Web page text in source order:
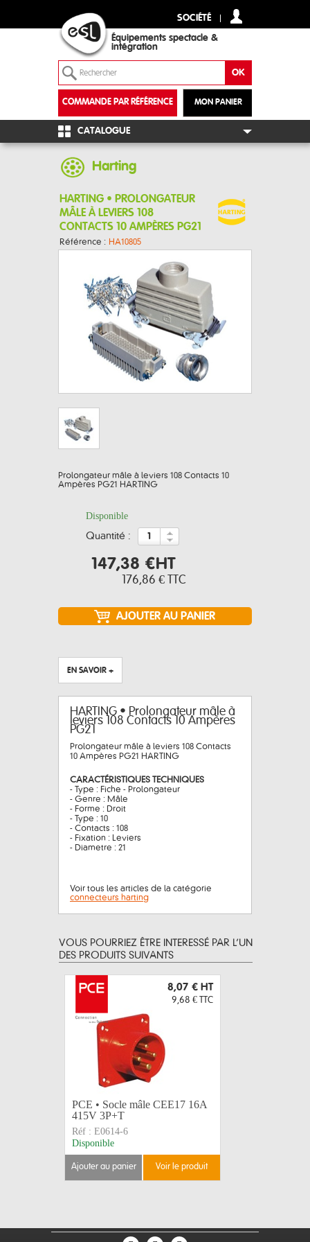
SOCIÉTÉ
Équipements spectacle &
intégration
MON PANIER
COMMANDE PAR RÉFÉRENCE
+
CATALOGUE
Harting
HARTING • PROLONGATEUR
MÂLE À LEVIERS 108
CONTACTS 10 AMPÈRES PG21
Référence : HA10805
Prolongateur mâle à leviers 108 Contacts 10
Ampères PG21 HARTING
Disponible
quantité :
147,38 €HT
176,86 € TTC
EN SAVOIR +
HARTING • Prolongateur mâle à
leviers 108 Contacts 10 Ampères
PG21
Prolongateur mâle à leviers 108 Contacts
10 Ampères PG21 HARTING
CARACTÉRISTIQUES TECHNIQUES
- Type : Fiche - Prolongateur
- Genre : Mâle
- Forme : Droit
- Type : 10
- Contacts : 108
- Fixation : Leviers
- Diametre : 21
Voir tous les articles de la catégorie
connecteurs harting
VOUS POURRIEZ ÊTRE INTERESSÉ PAR L’UN
DES PRODUITS SUIVANTS
8,07 € HT
9,68 € TTC
PCE • Socle mâle CEE17 16A
415V 3P+T
Réf : E0614-6
Disponible
ajouter au panier voir le produit